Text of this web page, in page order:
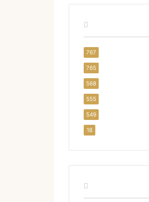
767
765
568
555
549
18